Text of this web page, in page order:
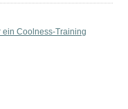
ein Coolness-Training